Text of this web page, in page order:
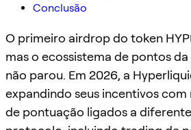
Conclusão
O primeiro airdrop do token
mas o ecossistema de pontos da
não parou. Em 2026, a
expandindo seus incentivos com
de pontuação ligados a